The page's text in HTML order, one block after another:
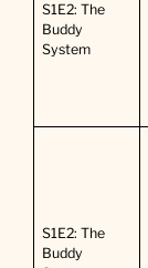
S1E2: The
Buddy
System
S1E2: The
Buddy